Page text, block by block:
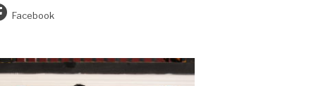
Facebook